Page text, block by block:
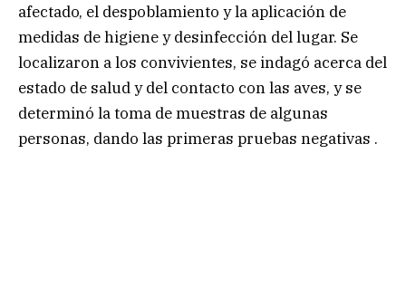
afectado, el despoblamiento y la aplicación de
medidas de higiene y desinfección del lugar. Se
localizaron a los convivientes, se indagó acerca del
estado de salud y del contacto con las aves, y se
determinó la toma de muestras de algunas
personas, dando las primeras pruebas negativas .